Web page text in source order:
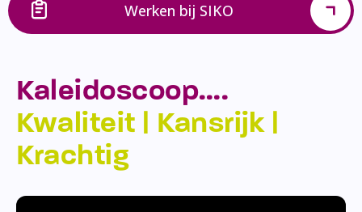
Werken bij SIKO
Kaleidoscoop….
Kwaliteit | Kansrijk |
Krachtig